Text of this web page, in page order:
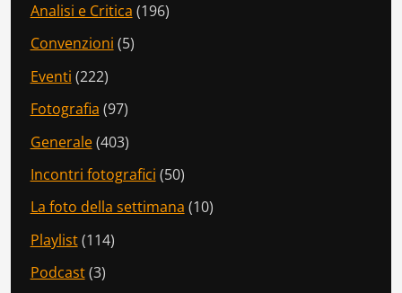
Analisi e Critica (196)
Convenzioni (5)
Eventi (222)
Fotografia (97)
Generale(403)
Incontri fotografici (50)
La foto della settimana (10)
Playlist(114)
Podcast(3)